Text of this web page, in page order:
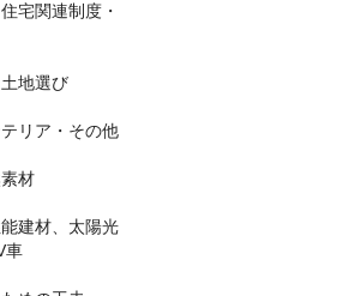
宅関連制度・
地選び
リア・その他
材
建材、太陽光
車